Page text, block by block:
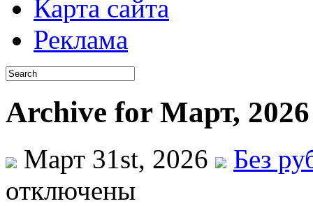
Карта сайта
Реклама
Archive for Март, 2026
Март 31st, 2026
Без
отключены